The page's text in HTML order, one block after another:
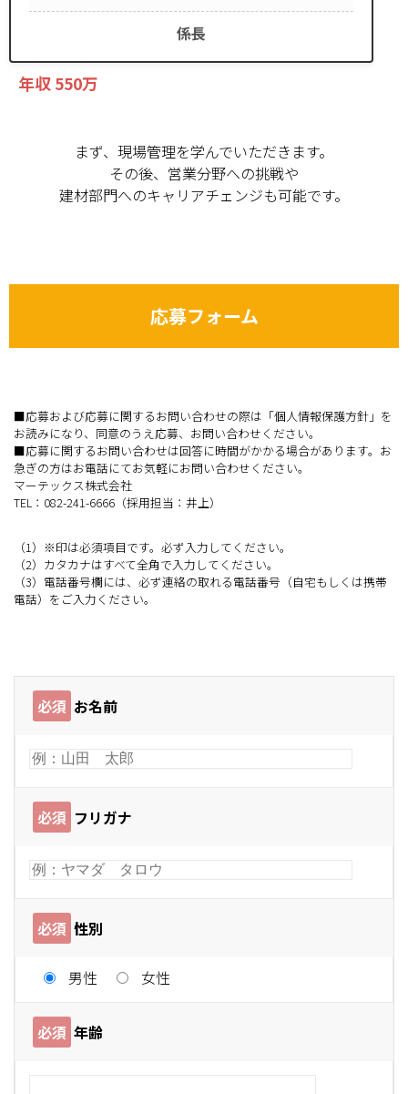
係長
年収 550万
まず、現場管理を学んでいただきます。
その後、営業分野への挑戦や
建材部門へのキャリアチェンジも可能です。
応募フォーム
■応募および応募に関するお問い合わせの際は「個人情報保護方針」を
お読みになり、同意のうえ応募、お問い合わせください。
■応募に関するお問い合わせは回答に時間がかかる場合があります。お
急ぎの方はお電話にてお気軽にお問い合わせください。
マーテックス株式会社
TEL：082-241-6666（採用担当：井上）
（1）※印は必須項目です。必ず入力してください。
（2）カタカナはすべて全角で入力してください。
（3）電話番号欄には、必ず連絡の取れる電話番号（自宅もしくは携帯
電話）をご入力ください。
必須 お名前
必須 フリガナ
必須 性別
男性 女性
必須 年齢